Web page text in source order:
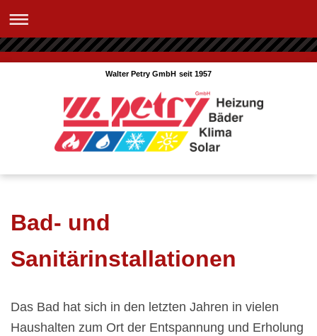
Walter Petry GmbH seit 1957
Bad- und
Sanitärinstallationen
Das Bad hat sich in den letzten Jahren in vielen
Haushalten zum Ort der Entspannung und Erholung